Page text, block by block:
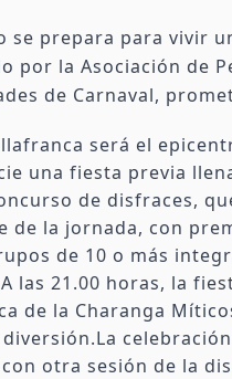
se prepara para vivir
por la Asociación de
de Carnaval,
será el
una fiesta previa
de disfraces,
de la jornada, con
de 10 o más
las 21.00 horas, la
de la Charanga
otra sesión de la